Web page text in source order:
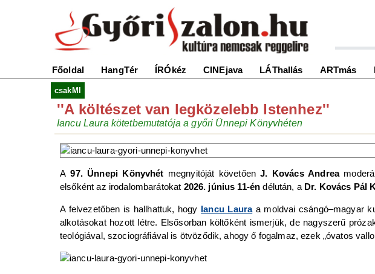
Főoldal HangTér ÍRÓkéz CINEjava LÁThallás ARTmás
csakMI
''A költészet van legközelebb Istenhez''
Iancu Laura kötetbemutatója a győri Ünnepi Könyvhéten
A97. Ünnepi Könyvhét megnyitóját követőenJ. Kovács Andrea
elsőként az irodalombarátokat 2026. június 11-én délután, a Dr. Kovács Pál
A felvezetőben is hallhattuk, hogy Iancu Lauraa moldvai csángó–magyar
alkotásokat hozott létre. Elsősorban költőként ismerjük, de nagyszerű
teológiával, szociográfiával is ötvöződik, ahogy ő fogalmaz, ezek „óvatos